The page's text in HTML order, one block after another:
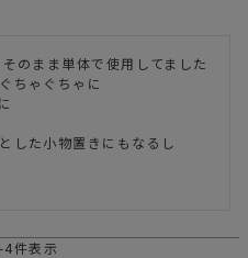
のまま単体で使用してました
ちゃぐちゃに
した小物置きにもなるし
-4件表示